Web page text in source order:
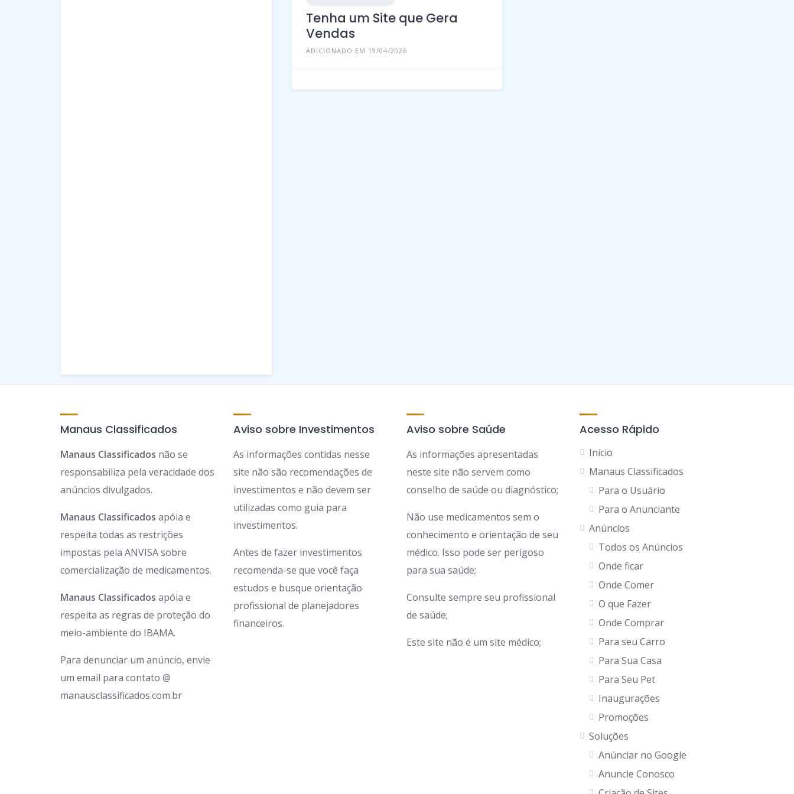
Tenha um Site que Gera
Vendas
ADICIONADO EM 19/04/2026
Manaus Classificados
Manaus Classificados não se
responsabiliza pela veracidade dos
anúncios divulgados.
Manaus Classificados apóia e
respeita todas as restrições
impostas pela ANVISA sobre
comercialização de medicamentos.
Manaus Classificados apóia e
respeita as regras de proteção do
meio-ambiente do IBAMA.
Para denunciar um anúncio, envie
um email para contato @
manausclassificados.com.br
Aviso sobre Investimentos
As informações contidas nesse
site não são recomendações de
investimentos e não devem ser
utilizadas como guia para
investimentos.
Antes de fazer investimentos
recomenda-se que você faça
estudos e busque orientação
profissional de planejadores
financeiros.
Aviso sobre Saúde
As informações apresentadas
neste site não servem como
conselho de saúde ou diagnóstico;
Não use medicamentos sem o
conhecimento e orientação de seu
médico. Isso pode ser perigoso
para sua saúde;
Consulte sempre seu profissional
de saúde;
Este site não é um site médico;
Acesso Rápido
Início
Manaus Classificados
Para o Usuário
Para o Anunciante
Anúncios
Todos os Anúncios
Onde ficar
Onde Comer
O que Fazer
Onde Comprar
Para seu Carro
Para Sua Casa
Para Seu Pet
Inaugurações
Promoções
Soluções
Anúnciar no Google
Anuncie Conosco